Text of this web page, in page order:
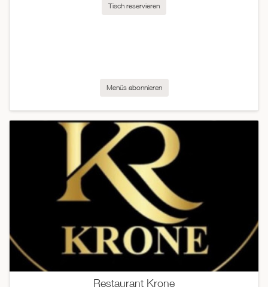
Menüs abonnieren
Tisch reservieren
Restaurant Krone